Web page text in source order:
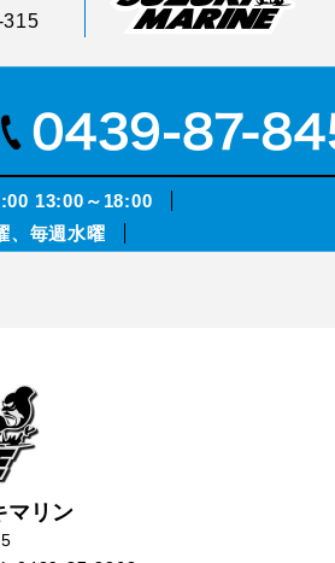
315
13:00～18:00
、毎週水曜
マリン